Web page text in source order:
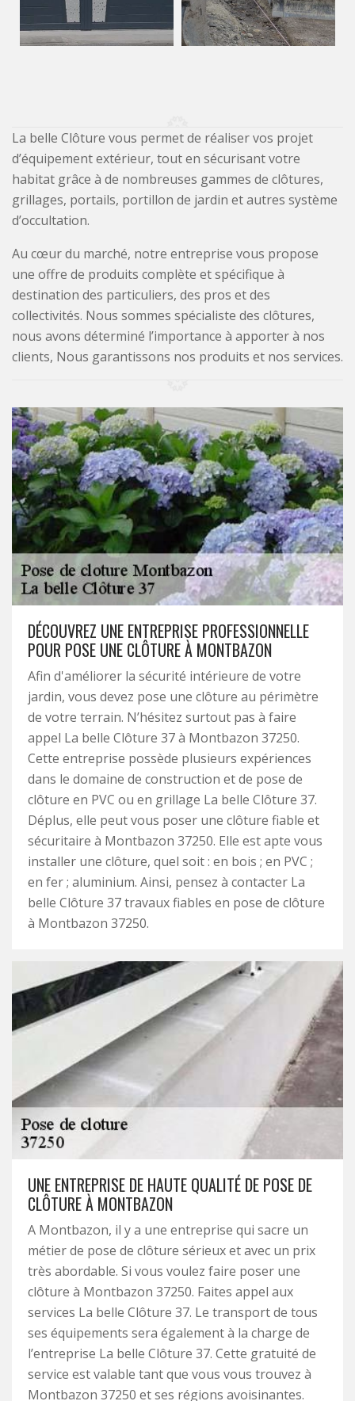
La belle Clôture vous permet de réaliser vos projet
d’équipement extérieur, tout en sécurisant votre
habitat grâce à de nombreuses gammes de clôtures,
grillages, portails, portillon de jardin et autres système
d’occultation.
Au cœur du marché, notre entreprise vous propose
une offre de produits complète et spécifique à
destination des particuliers, des pros et des
collectivités. Nous sommes spécialiste des clôtures,
nous avons déterminé l’importance à apporter à nos
clients, Nous garantissons nos produits et nos services.
DÉCOUVREZ UNE ENTREPRISE PROFESSIONNELLE
POUR POSE UNE CLÔTURE À MONTBAZON
Afin d'améliorer la sécurité intérieure de votre
jardin, vous devez pose une clôture au périmètre
de votre terrain. N’hésitez surtout pas à faire
appel La belle Clôture 37 à Montbazon 37250.
Cette entreprise possède plusieurs expériences
dans le domaine de construction et de pose de
clôture en PVC ou en grillage La belle Clôture 37.
Déplus, elle peut vous poser une clôture fiable et
sécuritaire à Montbazon 37250. Elle est apte vous
installer une clôture, quel soit : en bois ; en PVC ;
en fer ; aluminium. Ainsi, pensez à contacter La
belle Clôture 37 travaux fiables en pose de clôture
à Montbazon 37250.
UNE ENTREPRISE DE HAUTE QUALITÉ DE POSE DE
CLÔTURE À MONTBAZON
A Montbazon, il y a une entreprise qui sacre un
métier de pose de clôture sérieux et avec un prix
très abordable. Si vous voulez faire poser une
clôture à Montbazon 37250. Faites appel aux
services La belle Clôture 37. Le transport de tous
ses équipements sera également à la charge de
l’entreprise La belle Clôture 37. Cette gratuité de
service est valable tant que vous vous trouvez à
Montbazon 37250 et ses régions avoisinantes.